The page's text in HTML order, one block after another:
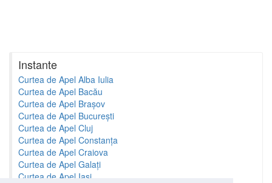
Instante
Curtea de Apel Alba Iulia
Curtea de Apel Bacău
Curtea de Apel Brașov
Curtea de Apel București
Curtea de Apel Cluj
Curtea de Apel Constanța
Curtea de Apel Craiova
Curtea de Apel Galați
Curtea de Apel Iași